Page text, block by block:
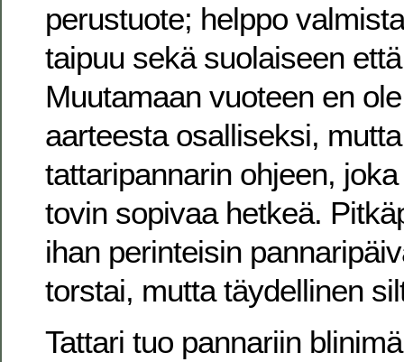
perustuote; helppo
taipuu sekä suolaiseen
Muutamaan vuoteen en
aarteesta osalliseksi,
tattaripannarin ohjeen,
tovin sopivaa hetkeä.
ihan perinteisin
torstai, mutta täydellinen
Tattari tuo pannariin